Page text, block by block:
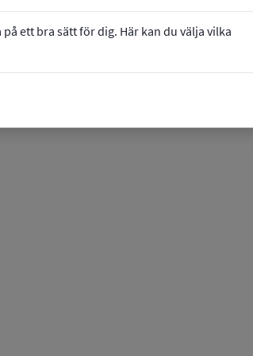
ett bra sätt för dig. Här kan du välja vilka